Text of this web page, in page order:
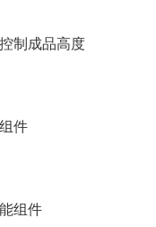
制成品高度
件
组件